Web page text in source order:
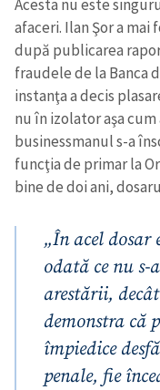
Trimite o informație
in English
Acesta nu este
afaceri. Ilan Şor a
după publicarea
fraudele de la Banca
instanţa a decis
nu în izolator aşa
businessmanul s-a
funcţia de primar la
bine de doi ani,
„În acel dosar
odată ce nu
arestării,
demonstra că
împiedice
penale, fie